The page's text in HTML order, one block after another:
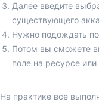
Далее введите
существующего
Нужно подождать
Потом вы сможете
поле на ресурсе
На практике все